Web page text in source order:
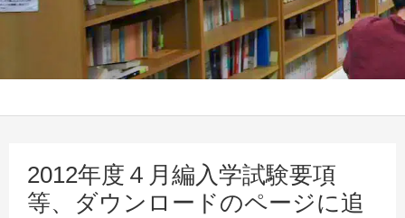
2012年度４月編入学試験要項
等、ダウンロードのページに追